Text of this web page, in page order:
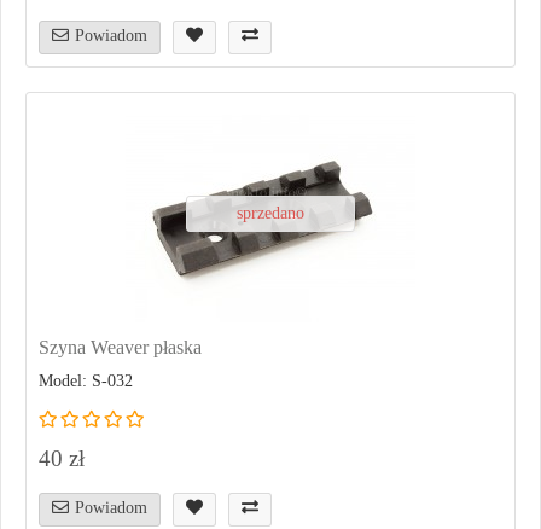
Powiadom
sprzedano
Szyna Weaver płaska
Model: S-032
40 zł
Powiadom